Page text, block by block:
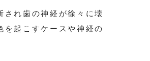
され歯の神経が徐々に壊
を起こすケースや神経の